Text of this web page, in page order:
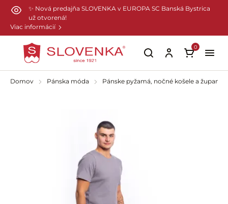
Preskočiť na hlavný obsah
✨ Nová predajňa SLOVENKA v EUROPA SC Banská Bystrica
už otvorená!
Viac informácií
0
Domov Pánska móda Pánske pyžamá, nočné košele a župany